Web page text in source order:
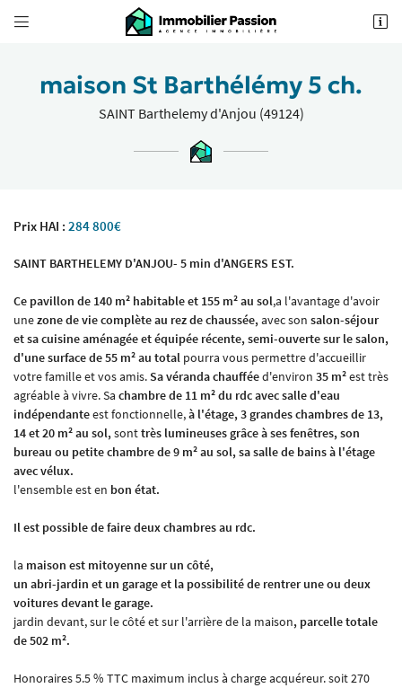
 
62 Boulevard Foch
02 41 18 18 70
 Recopier le code ci-contre
 Rafraîchir le captcha
En cochant cette case, vous consentez à recevoir nos propositions commerciales à l'adresse
email indiqué ci-dessus. Vous pouvez vous désinscrire à tout moment en utilisant
maison St Barthélémy 5 ch.
SAINT Barthelemy d'Anjou (49124)
Prix HAI : 284 800€
SAINT BARTHELEMY D'ANJOU- 5 min d'ANGERS EST.
Ce pavillon de 140 m² habitable et 155 m² au sol,a l'avantage d'avoir
unezone de vie complète au rez de chaussée,avec son salon-séjour
et sa cuisine aménagée et équipée récente, semi-ouverte sur le salon,
d'une surface de 55 m²au total pourra vous permettre d'accueillir
votre famille et vos amis. Sa véranda chaufféed'environ 35 m²est très
agréable à vivre. Sa chambre de 11 m² du rdc avec salle d'eau
indépendanteest fonctionnelle,à l'étage, 3 grandes chambres de 13,
14 et 20 m² au sol,sonttrès lumineuses grâce à ses fenêtres, son
bureau ou petite chambre de 9 m² au sol, sa salle de bains à l'étage
avec vélux.
l'ensemble est en bon état.
Il est possible de faire deux chambres au rdc.
la maison est mitoyenne sur un côté,
un abri-jardin et un garage et la possibilité de rentrer une ou deux
voitures devant le garage.
jardin devant, sur le côté et sur l'arrière de la maison, parcelle totale
de 502 m².
Honoraires 5.5 % TTC maximum inclus à charge acquéreur. soit 270